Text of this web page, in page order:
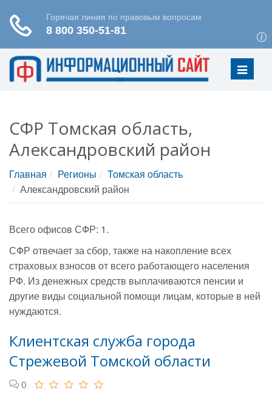
Меню
СФР Томская область,
Александровский район
Главная Регионы
Томская область
Александровский район
Всего офисов СФР: 1.
СФР отвечает за сбор, также на накопление всех
страховых взносов от всего работающего населения
РФ. Из денежных средств выплачиваются пенсии и
другие виды социальной помощи лицам, которые в ней
нуждаются.
Клиентская служба города
Стрежевой Томской области
0